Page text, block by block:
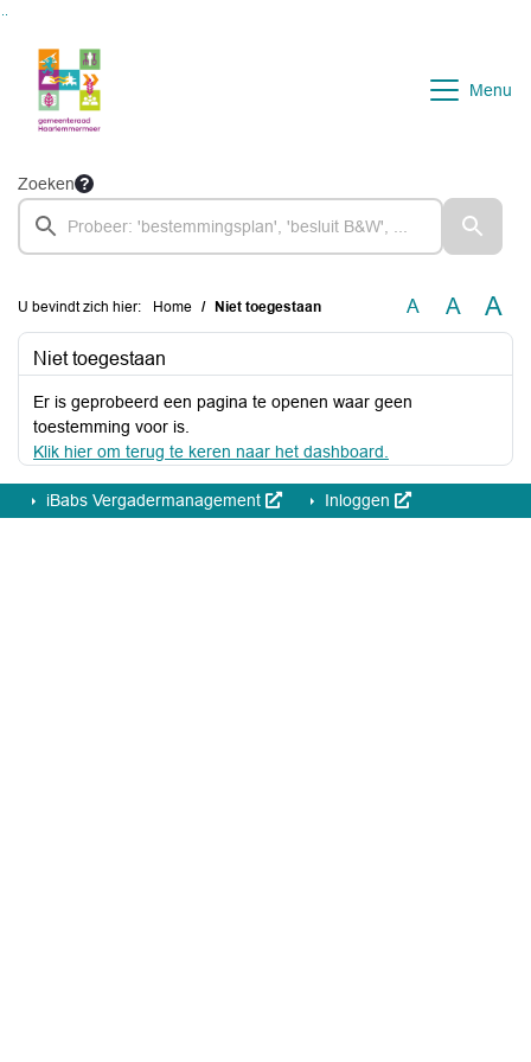
Menu
Zoeken
U bevindt zich hier: Home Niet toegestaan A A A
Niet toegestaan
Er is geprobeerd een pagina te openen waar geen
toestemming voor is.
Klik hier om terug te keren naar het dashboard.
iBabs Vergadermanagement Inloggen